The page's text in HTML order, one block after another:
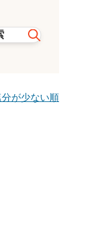
分が少ない順